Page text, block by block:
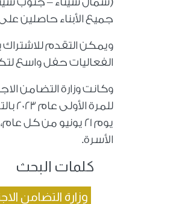
جميع الأبناء حاصلين
ويمكن التقدم
الفعاليات حفل واسع
وكانت وزارة التضامن
يوم 21 يونيو من
الأسرة.
كلمات البحث
وزارة التضامن